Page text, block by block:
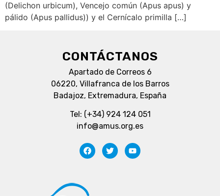
(Delichon urbicum), Vencejo común (Apus apus) y
pálido (Apus pallidus)) y el Cernícalo primilla […]
CONTÁCTANOS
Apartado de Correos 6
06220, Villafranca de los Barros
Badajoz, Extremadura, España
Tel: (+34) 924 124 051
info@amus.org.es